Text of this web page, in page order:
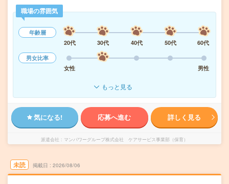
職場の雰囲気
年齢層
20代
30代 40代 50代
60代
男女比率
女性
男性
もっと見る
気になる! 応募へ進む 詳しく見る
派遣会社 マンパワーグループ株式会社 ケアサービス事業部（保育）
未読 掲載日 2026/08/06